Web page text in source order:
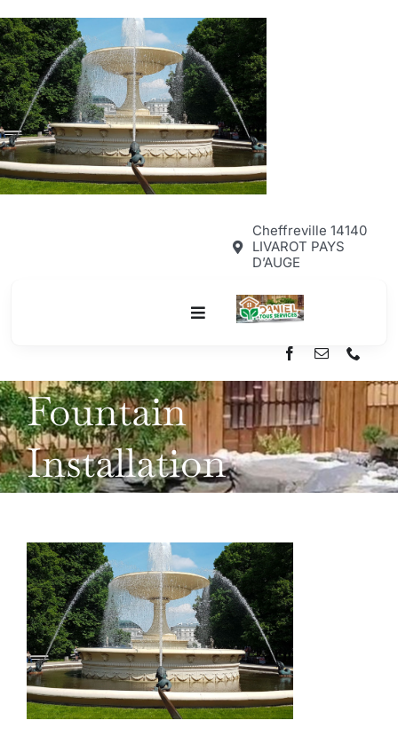
Passer
au
contenu
Cheffreville 14140
LIVAROT PAYS
D’AUGE
Toggle
ACCUEIL
DOMAINES D’ACTIVITÉS
NOS RÉALISATIONS DEPUIS 2009
Fountain
Installation